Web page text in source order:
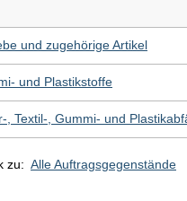
und zugehörige Artikel
und Plastikstoffe
, Textil-, Gummi- und
zu: Alle Auftragsgegenstände